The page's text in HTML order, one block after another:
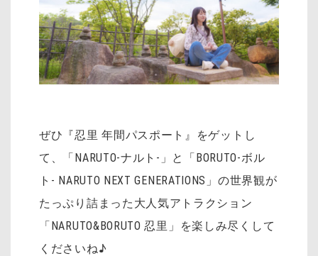
ぜひ『忍里 年間パスポート』をゲットし
て、「NARUTO-ナルト-」と「BORUTO-ボル
ト- NARUTO NEXT GENERATIONS」の世界観が
たっぷり詰まった大人気アトラクション
「NARUTO&BORUTO 忍里」を楽しみ尽くして
くださいね♪